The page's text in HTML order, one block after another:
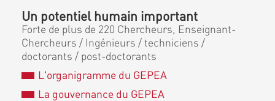
Un potentiel humain important
Forte de plus de 220 Chercheurs, Enseignant-
Chercheurs / Ingénieurs / techniciens /
doctorants / post-doctorants
L'organigramme du GEPEA
La gouvernance du GEPEA